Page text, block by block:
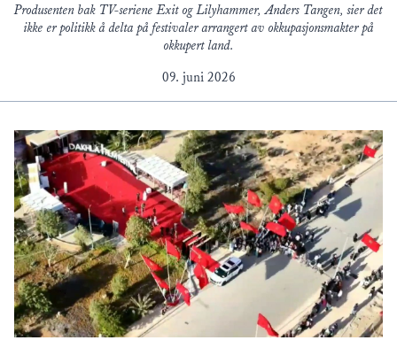
Produsenten bak TV-seriene Exit og Lilyhammer, Anders Tangen, sier det
ikke er politikk å delta på festivaler arrangert av okkupasjonsmakter på
okkupert land.
09. juni 2026